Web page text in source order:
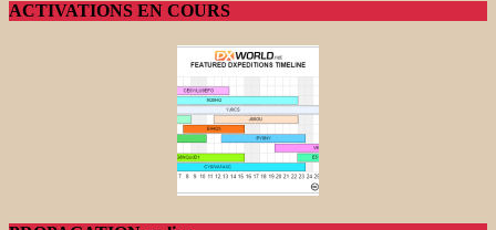
ACTIVATIONS EN COURS